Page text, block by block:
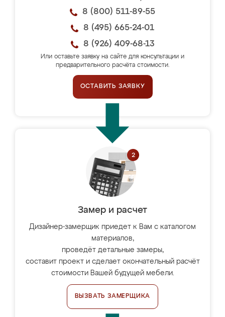
8 (800) 511-89-55
8 (495) 665-24-01
8 (926) 409-68-13
Или оставьте заявку на сайте для консультации и
предварительного расчёта стоимости.
ОСТАВИТЬ ЗАЯВКУ
Замер и расчет
Дизайнер-замерщик приедет к Вам с каталогом
материалов,
проведёт детальные замеры,
составит проект и сделает окончательный расчёт
стоимости Вашей будущей мебели.
ВЫЗВАТЬ ЗАМЕРЩИКА